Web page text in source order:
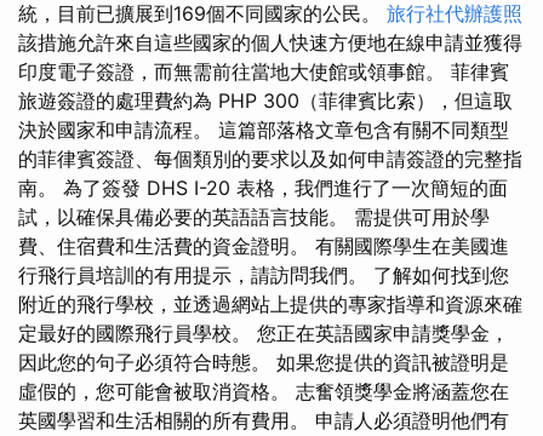
統，目前已擴展到169個不同國家的公民。 旅行社代辦護照
該措施允許來自這些國家的個人快速方便地在線申請並獲得
印度電子簽證，而無需前往當地大使館或領事館。 菲律賓
旅遊簽證的處理費約為 PHP 300（菲律賓比索），但這取
決於國家和申請流程。 這篇部落格文章包含有關不同類型
的菲律賓簽證、每個類別的要求以及如何申請簽證的完整指
南。 為了簽發 DHS I-20 表格，我們進行了一次簡短的面
試，以確保具備必要的英語語言技能。 需提供可用於學
費、住宿費和生活費的資金證明。 有關國際學生在美國進
行飛行員培訓的有用提示，請訪問我們。 了解如何找到您
附近的飛行學校，並透過網站上提供的專家指導和資源來確
定最好的國際飛行員學校。 您正在英語國家申請獎學金，
因此您的句子必須符合時態。 如果您提供的資訊被證明是
虛假的，您可能會被取消資格。 志奮領獎學金將涵蓋您在
英國學習和生活相關的所有費用。 申請人必須證明他們有